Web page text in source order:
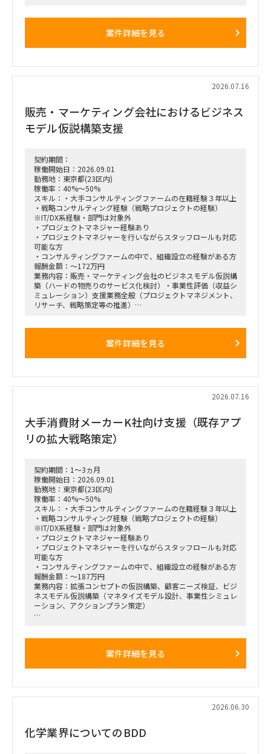
戦略ファームが描いた絵に留まらず、組織再編、営業プロセス
「横断タスクフォース（TF）の実質的な推進リードおよび中
単なる進捗管理（事務局型PMO）ではなく、ビジネスと
IT（AI）の両面から中身の議論に入り込み、プロジェクトを実
質的にドライブさせるプレイングマネージャーとしての役割を
■ 具体的な業務内容
富裕層向けセグメント戦略、KPI設計、新営業モデル設計など
の「上流企画」と、現場への落とし込み・タスクフォースの推
進を同時進行（アジャイル的）で回していただきます。
経営・役員クラスに対する定期的なレポーティングおよび直接
のディスカッション（壁打ち）への参画。
「バディAI」「AIロープレ」「ダッシュボード」等の最先端ツ
ールの要件定義から、それを現場の営業員にどう使わせるか
（行動変容設計）までの定着化支援。
支店長やトップ営業経験を持つクライアント（証券会社側）の
コアメンバーとタッグを組み、現場のリアルな知見を取り込み
ながら実効性の高い設計を行います。
案件詳細を見る
2026.07.16
販売・マーケティング会社におけるビジネス
モデル仮説構築支援
契約期間：
稼働開始日：2026.09.01
勤務地：東京都(23区内)
稼働率：40%～50%
スキル：・大手コンサルティングファームの在籍経験３年以上
・戦略コンサルティング経験（戦略プロジェクトの経験）
※IT/DX系経験・部門は対象外
・プロジェクトマネジャー経験あり
・プロジェクトマネジャーを行いながらスタッフロールも対応
可能な方
・コンサルティングファームの中で、組織設立の経験がある方
報酬金額：～172万円
業務内容：販売・マーケティング会社のビジネスモデル仮説構
築（ハードの物売りのサービス化検討）・事業性評価（収益シ
ミュレーション）支援業務全般（プロジェクトマネジメント、
リサーチ、戦略策定等の推進）
正解がない難易度の高いPJ」にプロジェクトをリードする立場
・M&A・アライアンス戦略の立案、ビジネスデューデリジェ
・財務モデリング（トップライン・コストの構成要素分解）を
用いた事業計画の蓋然性検証と買収効果定量化
・新規事業開発における事業コンセプト策定、プロトタイピン
ォリオマネジメント、組織再編計画策定、および全社コスト削
減実行支援
案件詳細を見る
2026.07.16
大手消費財メーカーK社向け支援（既存アプ
リの拡大戦略策定）
契約期間：1～3ヵ月
稼働開始日：2026.09.01
勤務地：東京都(23区内)
稼働率：40%～50%
スキル：・大手コンサルティングファームの在籍経験３年以上
・戦略コンサルティング経験（戦略プロジェクトの経験）
※IT/DX系経験・部門は対象外
・プロジェクトマネジャー経験あり
・プロジェクトマネジャーを行いながらスタッフロールも対応
可能な方
・コンサルティングファームの中で、組織設立の経験がある方
報酬金額：～187万円
業務内容：拡張コンセプトの仮説構築、顧客ニーズ検証、ビジ
ネスモデル仮説構築（マネタイズモデル設計、事業性シミュレ
ーション、アクションプラン策定）
・M&A・アライアンス戦略の立案、ビジネスデューデリジェ
用いた事業計画の蓋然性検証と買収効果定量化
・新規事業開発における事業コンセプト策定、プロトタイピン
案件詳細を見る
2026.06.30
化学業界についてのBDD